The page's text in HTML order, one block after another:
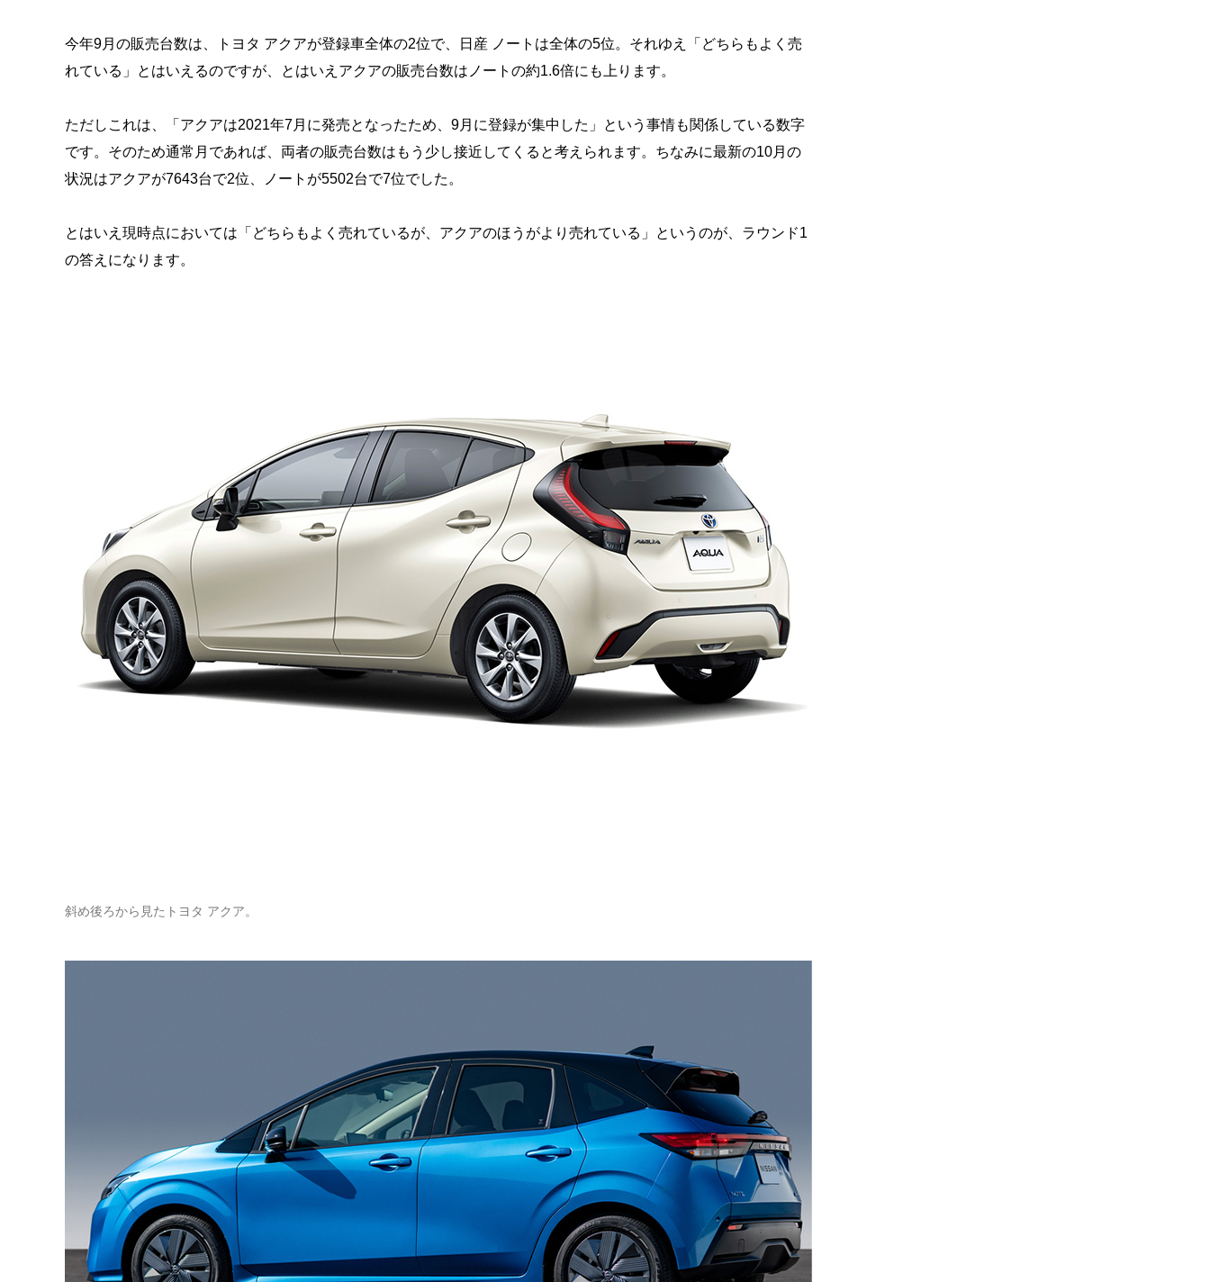
今年9月の販売台数は、トヨタ アクアが登録車全体の2位で、日産 ノートは全体の5位。それゆえ「どちらもよく売
れている」とはいえるのですが、とはいえアクアの販売台数はノートの約1.6倍にも上ります。
ただしこれは、「アクアは2021年7月に発売となったため、9月に登録が集中した」という事情も関係している数字
です。そのため通常月であれば、両者の販売台数はもう少し接近してくると考えられます。ちなみに最新の10月の
状況はアクアが7643台で2位、ノートが5502台で7位でした。
とはいえ現時点においては「どちらもよく売れているが、アクアのほうがより売れている」というのが、ラウンド1
の答えになります。
斜め後ろから見たトヨタ アクア。